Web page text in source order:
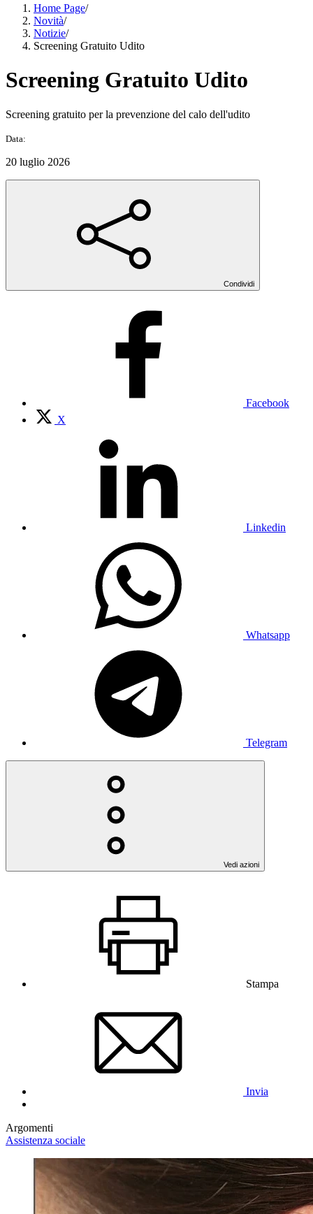
Home Page/
Novità/
Notizie/
Screening Gratuito Udito
Screening Gratuito Udito
Screening gratuito per la prevenzione del calo dell'udito
Data:
20 luglio 2026
Condividi
Facebook
X
Linkedin
Whatsapp
Telegram
Vedi azioni
Stampa
Invia
Argomenti
Assistenza sociale